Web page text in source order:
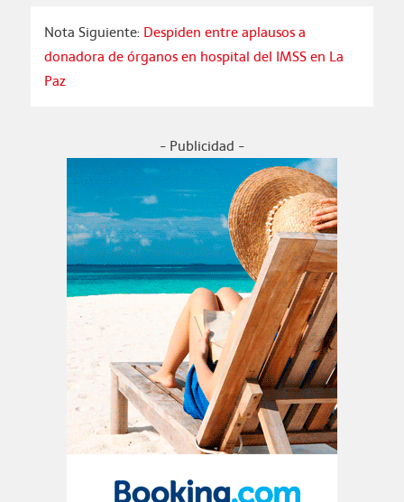
Nota Siguiente: Despiden entre aplausos a
donadora de órganos en hospital del IMSS en La
Paz
- Publicidad -